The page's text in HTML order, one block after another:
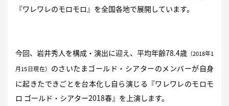
『ワレワレのモロモロ』を全国各地で展開しています。
今回、岩井秀人を構成・演出に迎え、平均年齢78.4歳 （2018年1
月15日現在） のさいたまゴールド・シアターのメンバーが自身
に起きたできごとを台本化し自ら演じる『ワレワレのモロモ
ロ ゴールド・シアター2018春』を上演します。